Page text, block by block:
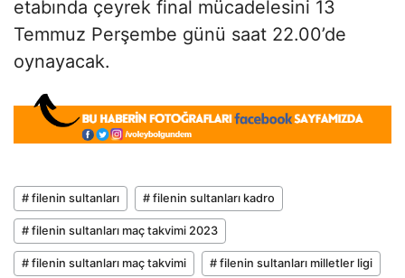
etabında çeyrek final mücadelesini 13
Temmuz Perşembe günü saat 22.00’de
oynayacak.
# filenin sultanları # filenin sultanları kadro
# filenin sultanları maç takvimi 2023
# filenin sultanları maç takvimi # filenin sultanları milletler ligi